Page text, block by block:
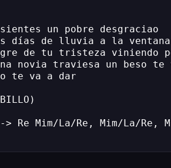
un pobre desgraciao
días de lluvia a la ventana
de tu tristeza viniendo
novia traviesa un beso te
te va a dar
-> Re Mim/La/Re, Mim/La/Re,